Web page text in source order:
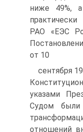
ниже 49%, а
РАО «ЕЭС
от 10
сентября
указами
Судом были
отношений